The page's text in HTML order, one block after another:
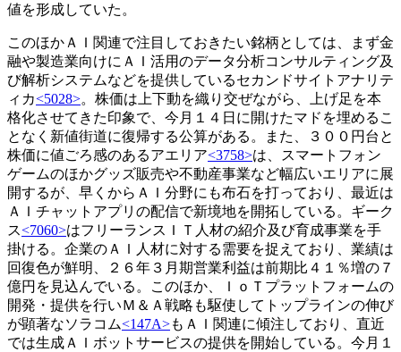
値を形成していた。
このほかＡＩ関連で注目しておきたい銘柄としては、まず金
融や製造業向けにＡＩ活用のデータ分析コンサルティング及
び解析システムなどを提供しているセカンドサイトアナリテ
ィカ<5028>。株価は上下動を織り交ぜながら、上げ足を本
格化させてきた印象で、今月１４日に開けたマドを埋めるこ
となく新値街道に復帰する公算がある。また、３００円台と
株価に値ごろ感のあるアエリア<3758>は、スマートフォン
ゲームのほかグッズ販売や不動産事業など幅広いエリアに展
開するが、早くからＡＩ分野にも布石を打っており、最近は
ＡＩチャットアプリの配信で新境地を開拓している。ギーク
ス<7060>はフリーランスＩＴ人材の紹介及び育成事業を手
掛ける。企業のＡＩ人材に対する需要を捉えており、業績は
回復色が鮮明、２６年３月期営業利益は前期比４１％増の７
億円を見込んでいる。このほか、ＩｏＴプラットフォームの
開発・提供を行いＭ＆Ａ戦略も駆使してトップラインの伸び
が顕著なソラコム<147A>もＡＩ関連に傾注しており、直近
では生成ＡＩボットサービスの提供を開始している。今月１